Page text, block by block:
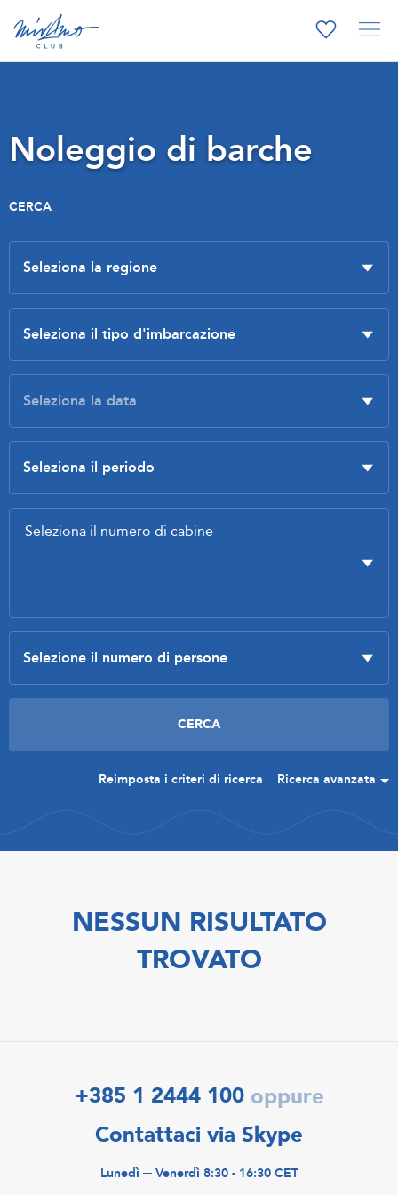
Noleggio di barche
CERCA
Reimposta i criteri di ricerca Ricerca avanzata
NESSUN RISULTATO
TROVATO
+385 1 2444 100 oppure
Contattaci via Skype
Lunedì ─ Venerdì 8:30 - 16:30 CET